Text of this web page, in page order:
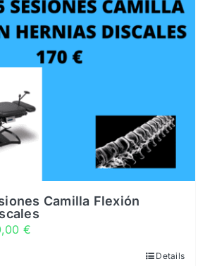
€
Camilla Flexión
€
Details